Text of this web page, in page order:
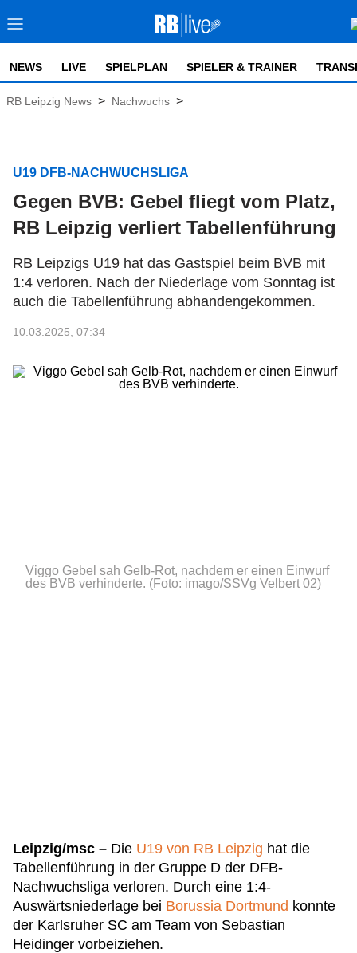
NEWS LIVE SPIELPLAN SPIELER & TRAINER
RB Leipzig News > Nachwuchs >
U19 DFB-NACHWUCHSLIGA
Gegen BVB: Gebel fliegt vom Platz,
RB Leipzig verliert Tabellenführung
RB Leipzigs U19 hat das Gastspiel beim BVB mit
1:4 verloren. Nach der Niederlage vom Sonntag ist
auch die Tabellenführung abhandengekommen.
10.03.2025, 07:34
Viggo Gebel sah Gelb-Rot, nachdem er einen Einwurf
des BVB verhinderte. (Foto: imago/SSVg Velbert 02)
Leipzig/msc – Die U19 von RB Leipzig hat die
Tabellenführung in der Gruppe D der DFB-
Nachwuchsliga verloren. Durch eine 1:4-
Auswärtsniederlage bei Borussia Dortmund konnte
der Karlsruher SC am Team von Sebastian
Heidinger vorbeiziehen.